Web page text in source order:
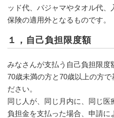
ッド代、パジャマやタオル代
保険の適用外となるものです。
１，自己負担限度額
みなさんが支払う自己負担限度
70歳未満の方と70歳以上の方
ださい。
同じ人が、同じ月内に、同じ
負担金を支払った場合、申請に